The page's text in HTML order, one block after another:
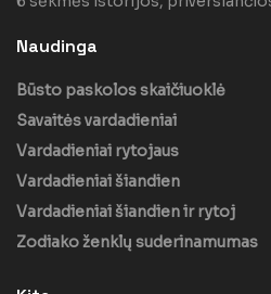
Naudinga
Būsto paskolos skaičiuoklė
Savaitės vardadieniai
Vardadieniai rytojaus
Vardadieniai šiandien
Vardadieniai šiandien ir rytoj
Zodiako ženklų suderinamumas